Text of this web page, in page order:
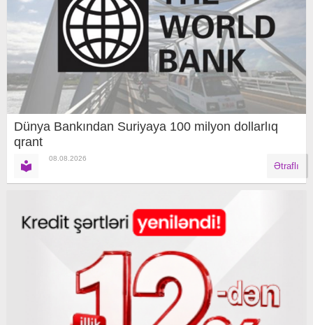
Dünya Bankından Suriyaya 100 milyon dollarlıq
qrant
08.08.2026
Ətraflı